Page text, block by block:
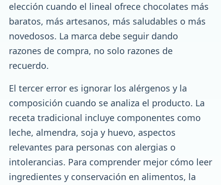
elección cuando el lineal ofrece chocolates más
baratos, más artesanos, más saludables o más
novedosos. La marca debe seguir dando
razones de compra, no solo razones de
recuerdo.
El tercer error es ignorar los alérgenos y la
composición cuando se analiza el producto. La
receta tradicional incluye componentes como
leche, almendra, soja y huevo, aspectos
relevantes para personas con alergias o
intolerancias. Para comprender mejor cómo leer
ingredientes y conservación en alimentos, la